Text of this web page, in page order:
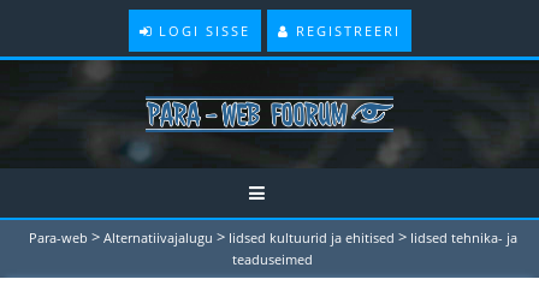
LOGI SISSE REGISTREERI
Para-web > Alternatiivajalugu > Iidsed kultuurid ja ehitised > Iidsed tehnika- ja
teaduseimed